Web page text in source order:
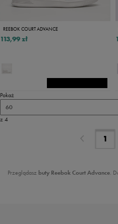
REEBOK COURT ADVANCE
113,99 zł
Pokaż
60
z 4
Przeglądasz buty Reebok Court Advance.